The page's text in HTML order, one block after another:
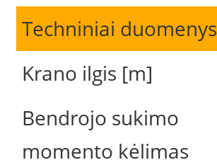
Techniniai duomenys
Krano ilgis [m]
Bendrojo sukimo
momento kėlimas